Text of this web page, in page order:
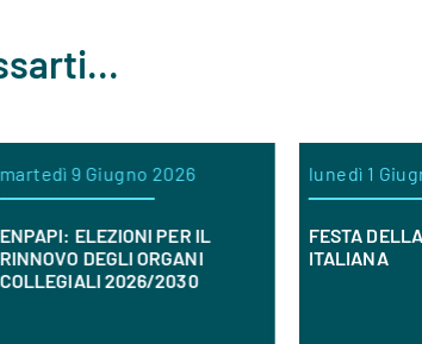
9 Giugno 2026
ELEZIONI PER IL
DEGLI ORGANI
2026/2030
lunedì 1 Giugno
FESTA DELLA
ITALIANA